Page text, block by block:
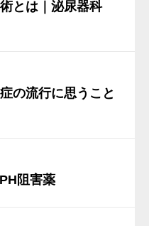
とは｜泌尿器科
の流行に思うこと
阻害薬